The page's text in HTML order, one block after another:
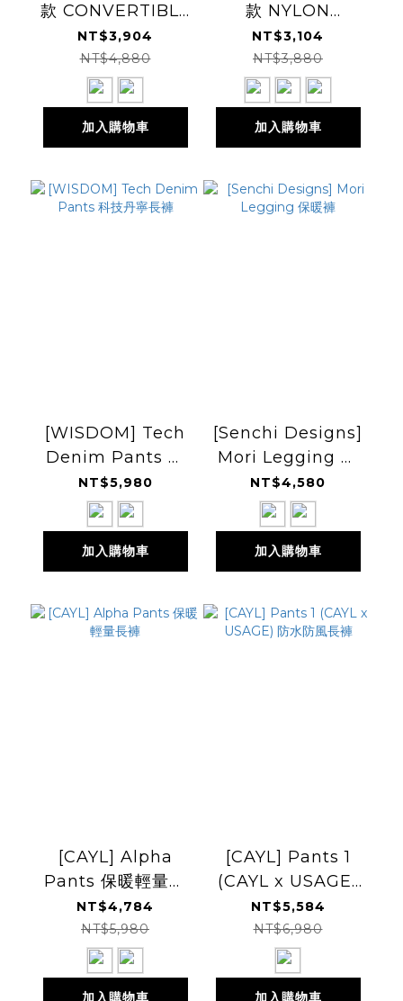
款 CONVERTIBLE
CARGO PANT 兩
截褲
NT$3,904
NT$4,880
加入購物車
款 NYLON
PANELED TREK
PANT
NT$3,104
NT$3,880
加入購物車
[WISDOM] Tech
Denim Pants 科
技丹寧長褲
NT$5,980
加入購物車
[Senchi Designs]
Mori Legging 保
暖褲
NT$4,580
加入購物車
[CAYL] Alpha
Pants 保暖輕量長
褲
NT$4,784
NT$5,980
加入購物車
[CAYL] Pants 1
(CAYL x USAGE)
防水防風長褲
NT$5,584
NT$6,980
加入購物車